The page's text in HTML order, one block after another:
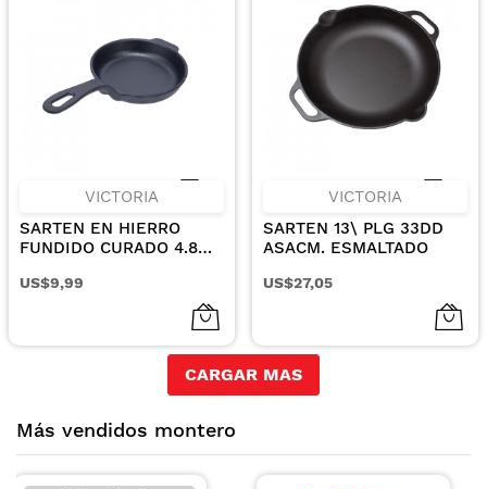
Más vendidos montero
VICTORIA
SARTEN EN HIERRO
FUNDIDO CURADO 4.8
US$9,99
VICTORIA
SARTEN 13\ PLG 33DD
ASACM. ESMALTADO
US$27,05
CARGAR MAS